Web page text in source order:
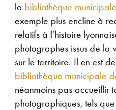
la bibliothèque
exemple plus encline à
relatifs à l’histoire
photographes issus de la
sur le territoire. Il en est
bibliothèque municipale
néanmoins pas accueillir
photographiques, tels